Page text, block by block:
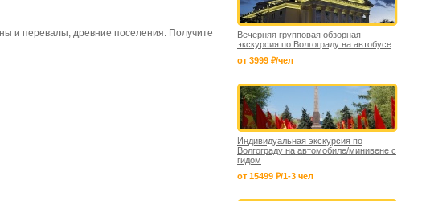
и перевалы, древние поселения. Получите
Вечерняя групповая обзорная
экскурсия по Волгограду на автобусе
от 3999 ₽/чел
Индивидуальная экскурсия по
Волгограду на автомобиле/минивене с
гидом
от 15499 ₽/1-3 чел